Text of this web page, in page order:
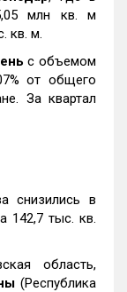
млн кв. м
кв. м.
с объемом
от общего
За квартал
снизились в
142,7 тыс. кв.
область,
(Республика